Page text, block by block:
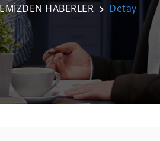
HABERLER Detay